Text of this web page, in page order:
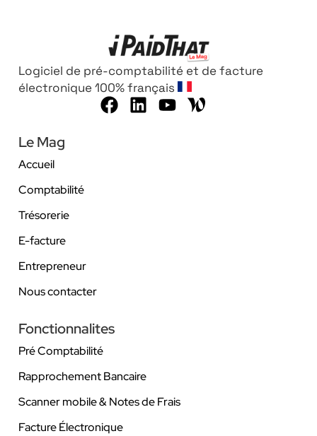
Logiciel de pré-comptabilité et de facture
électronique 100% français
Le Mag
Accueil
Comptabilité
Trésorerie
E-facture
Entrepreneur
Nous contacter
Fonctionnalites
Pré Comptabilité
Rapprochement Bancaire
Scanner mobile & Notes de Frais
Facture Électronique